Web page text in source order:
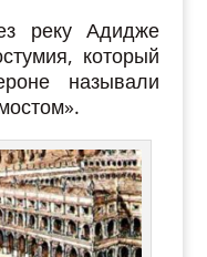
реку Адидже
который
называли